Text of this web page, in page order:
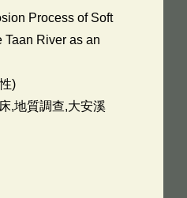
Process of Soft
River as an
)
,地質調查,大安溪